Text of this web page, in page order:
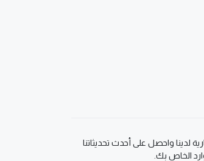
لدينا واحصل على أحدث تحديثاتنا
الخاص بك.